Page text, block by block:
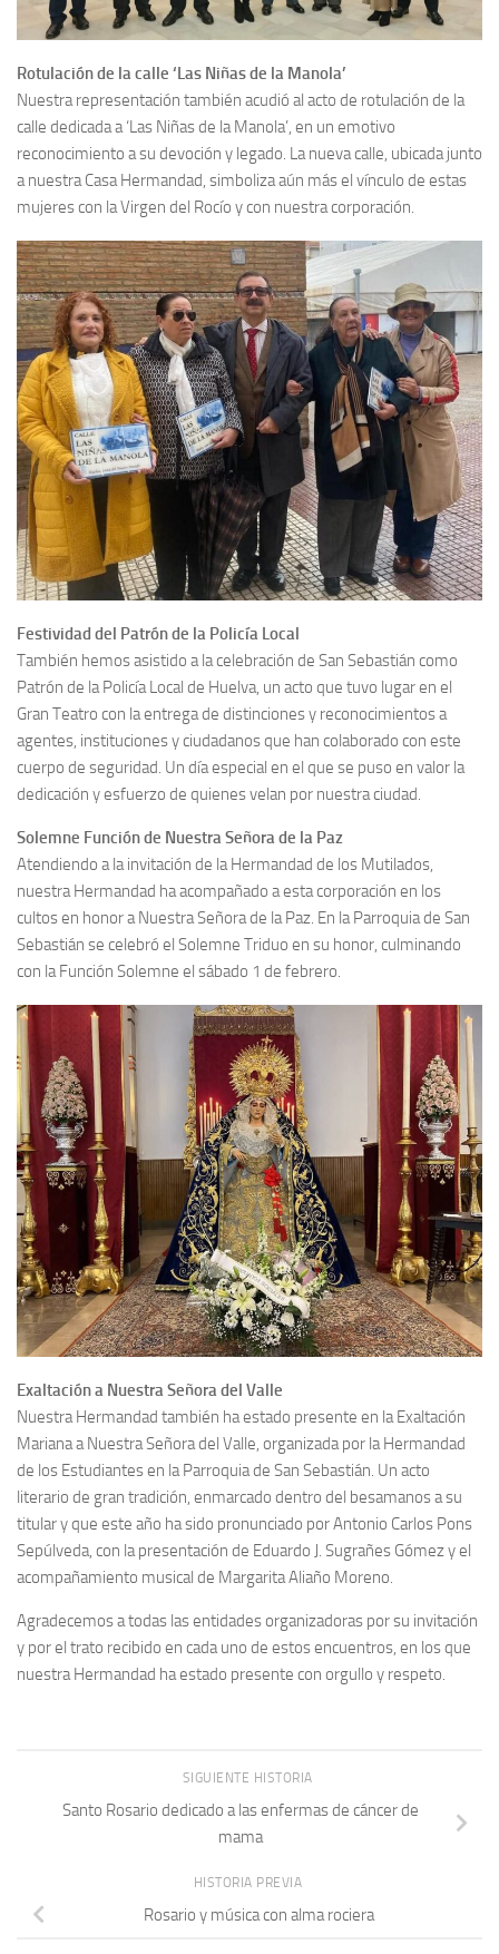
Rotulación de la calle ‘Las Niñas de la Manola’
Nuestra representación también acudió al acto de rotulación de la
calle dedicada a ‘Las Niñas de la Manola’, en un emotivo
reconocimiento a su devoción y legado. La nueva calle, ubicada junto
a nuestra Casa Hermandad, simboliza aún más el vínculo de estas
mujeres con la Virgen del Rocío y con nuestra corporación.
Festividad del Patrón de la Policía Local
También hemos asistido a la celebración de San Sebastián como
Patrón de la Policía Local de Huelva, un acto que tuvo lugar en el
Gran Teatro con la entrega de distinciones y reconocimientos a
agentes, instituciones y ciudadanos que han colaborado con este
cuerpo de seguridad. Un día especial en el que se puso en valor la
dedicación y esfuerzo de quienes velan por nuestra ciudad.
Solemne Función de Nuestra Señora de la Paz
Atendiendo a la invitación de la Hermandad de los Mutilados,
nuestra Hermandad ha acompañado a esta corporación en los
cultos en honor a Nuestra Señora de la Paz. En la Parroquia de San
Sebastián se celebró el Solemne Triduo en su honor, culminando
con la Función Solemne el sábado 1 de febrero.
Exaltación a Nuestra Señora del Valle
Nuestra Hermandad también ha estado presente en la Exaltación
Mariana a Nuestra Señora del Valle, organizada por la Hermandad
de los Estudiantes en la Parroquia de San Sebastián. Un acto
literario de gran tradición, enmarcado dentro del besamanos a su
titular y que este año ha sido pronunciado por Antonio Carlos Pons
Sepúlveda, con la presentación de Eduardo J. Sugrañes Gómez y el
acompañamiento musical de Margarita Aliaño Moreno.
Agradecemos a todas las entidades organizadoras por su invitación
y por el trato recibido en cada uno de estos encuentros, en los que
nuestra Hermandad ha estado presente con orgullo y respeto.
SIGUIENTE HISTORIA
Santo Rosario dedicado a las enfermas de cáncer de
mama
HISTORIA PREVIA
Rosario y música con alma rociera